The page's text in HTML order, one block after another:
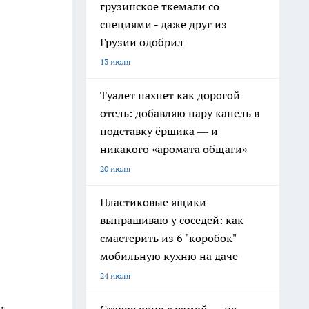
грузинское ткемали со
специями - даже друг из
Грузии одобрил
13 июля
Туалет пахнет как дорогой
отель: добавляю пару капель в
подставку ёршика — и
никакого «аромата общаги»
20 июля
Пластиковые ящики
выпрашиваю у соседей: как
смастерить из 6 "коробок"
мобильную кухню на даче
24 июля